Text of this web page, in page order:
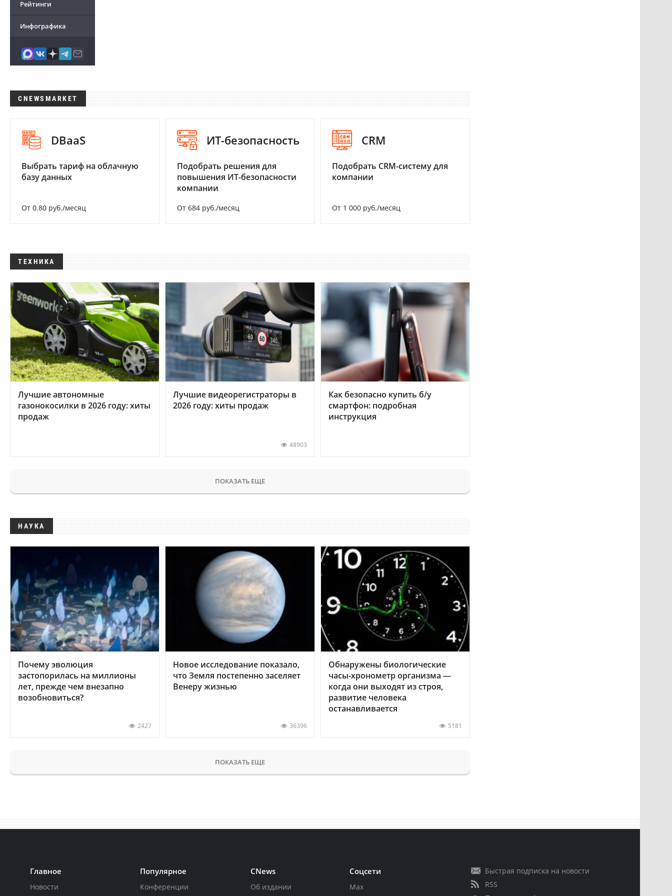
Рейтинги
Инфографика
CNEWSMARKET
DBaaS
Выбрать тариф на облачную
базу данных
От 0.80 руб./месяц
ИТ-безопасность
Подобрать решения для
повышения ИТ-безопасности
компании
От 684 руб./месяц
CRM
Подобрать CRM-систему для
компании
От 1 000 руб./месяц
ТЕХНИКА
Лучшие автономные
газонокосилки в 2026 году: хиты
продаж
Лучшие видеорегистраторы в
2026 году: хиты продаж
48903
Как безопасно купить б/у
смартфон: подробная
инструкция
ПОКАЗАТЬ ЕЩЕ
НАУКА
Почему эволюция
застопорилась на миллионы
лет, прежде чем внезапно
возобновиться?
2427
Новое исследование показало,
что Земля постепенно заселяет
Венеру жизнью
36396
Обнаружены биологические
часы-хронометр организма —
когда они выходят из строя,
развитие человека
останавливается
5181
ПОКАЗАТЬ ЕЩЕ
Главное
Новости
Популярное
Конференции
CNews
Об издании
Соцсети
Max
Быстрая подписка на новости
RSS